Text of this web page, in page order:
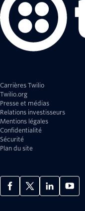
Carrières Twilio
Twilio.org
Presse et médias
Relations investisseurs
Mentions légales
Confidentialité
Sécurité
Plan du site